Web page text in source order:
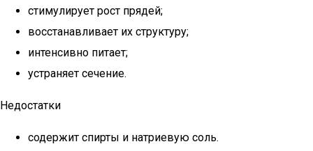
стимулирует рост прядей;
восстанавливает их структуру;
интенсивно питает;
устраняет сечение.
Недостатки
содержит спирты и натриевую соль.